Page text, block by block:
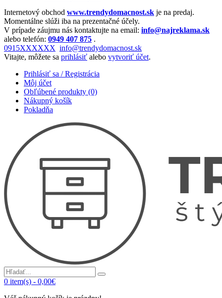
Internetový obchod www.trendydomacnost.sk je na predaj.
Momentálne slúži iba na prezentačné účely.
V prípade záujmu nás kontaktujte na email: info@najreklama.sk
alebo telefón: 0949 407 875 .
0915XXXXXX info@trendydomacnost.sk
Vitajte, môžete sa prihlásiť alebo vytvoriť účet.
Prihlásiť sa / Registrácia
Môj účet
Obľúbené produkty (0)
Nákupný košík
Pokladňa
0 item(s) - 0,00€